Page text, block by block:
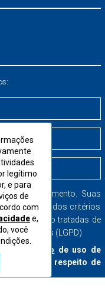
momento. Suas
mais rígidos critérios
SP e serão tratadas de
Pessoais (LGPD)
de uso de
a respeito de
legítimo
e para
de
com
e,
você